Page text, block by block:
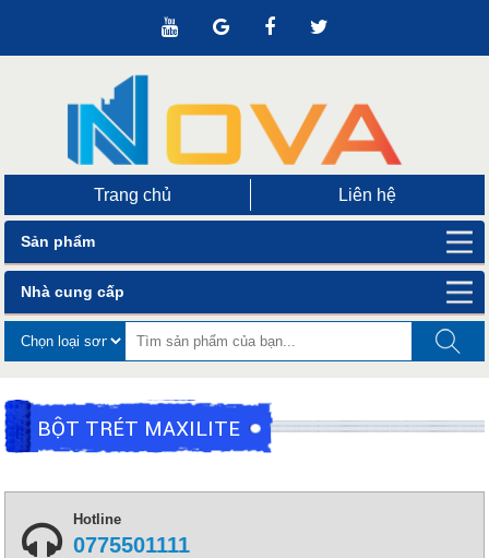
Trang chủ Liên hệ
Sản phẩm
Nhà cung cấp
BỘT TRÉT MAXILITE
Hotline
0775501111